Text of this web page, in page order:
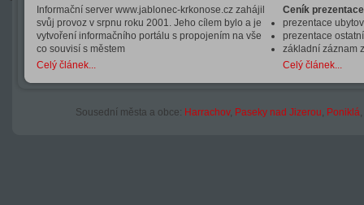
Informační server www.jablonec-krkonose.cz zahájil
svůj provoz v srpnu roku 2001. Jeho cílem bylo a je
vytvoření informačního portálu s propojením na vše
co souvisí s městem
Celý článek...
Ceník
prezentace
prezentace
základní záznam
Celý článek...
Sousední města a obce: Harrachov, Paseky nad Jizerou, Poniklá,